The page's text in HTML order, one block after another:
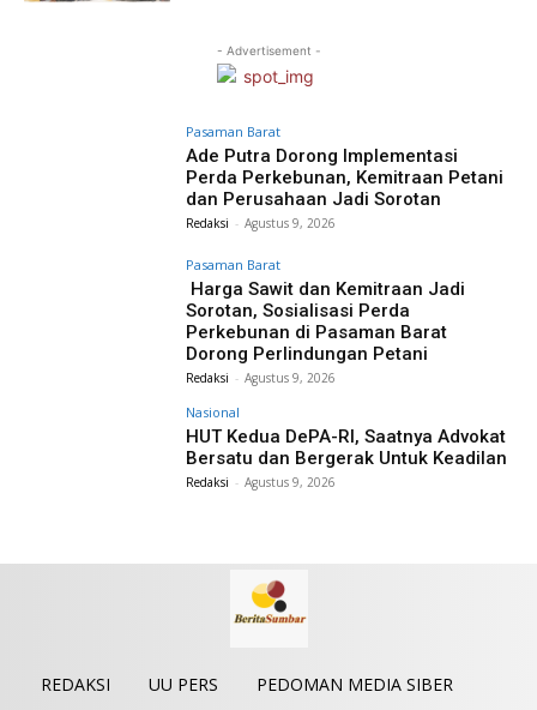
- Advertisement -
Pasaman Barat
Ade Putra Dorong Implementasi
Perda Perkebunan, Kemitraan Petani
dan Perusahaan Jadi Sorotan
Redaksi - Agustus 9, 2026
Pasaman Barat
Harga Sawit dan Kemitraan Jadi
Sorotan, Sosialisasi Perda
Perkebunan di Pasaman Barat
Dorong Perlindungan Petani
Redaksi - Agustus 9, 2026
Nasional
HUT Kedua DePA-RI, Saatnya Advokat
Bersatu dan Bergerak Untuk Keadilan
Redaksi - Agustus 9, 2026
REDAKSI UU PERS PEDOMAN MEDIA SIBER